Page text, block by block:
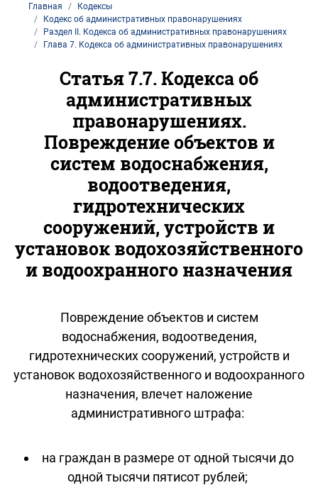
Главная
Кодексы
Кодекс об административных правонарушениях
Раздел II. Кодекса об административных правонарушениях
Глава 7. Кодекса об административных правонарушениях
Статья 7.7. Кодекса об
административных
правонарушениях.
Повреждение объектов и
систем водоснабжения,
водоотведения,
гидротехнических
сооружений, устройств и
установок водохозяйственного
и водоохранного назначения
Повреждение объектов и систем
водоснабжения, водоотведения,
гидротехнических сооружений, устройств и
установок водохозяйственного и водоохранного
назначения, влечет наложение
административного штрафа:
на граждан в размере от одной тысячи до
одной тысячи пятисот рублей;